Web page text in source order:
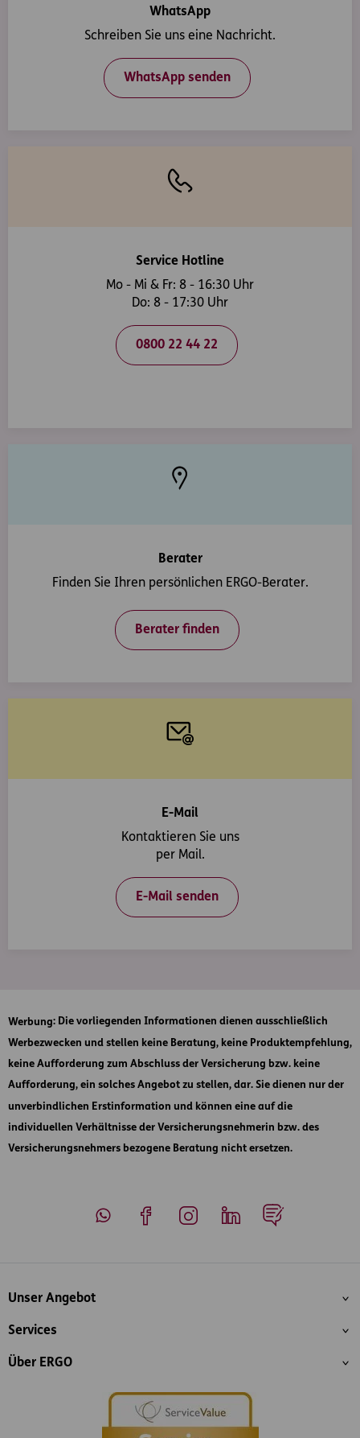
WhatsApp
Schreiben Sie uns eine Nachricht.
WhatsApp senden
Service Hotline
Mo - Mi & Fr: 8 - 16:30 Uhr
Do: 8 - 17:30 Uhr
0800 22 44 22
Berater
Finden Sie Ihren persönlichen ERGO-Berater.
Berater finden
E-Mail
Kontaktieren Sie uns
per Mail.
E-Mail senden
Werbung: Die vorliegenden Informationen dienen ausschließlich
Werbezwecken und stellen keine Beratung, keine Produktempfehlung,
keine Aufforderung zum Abschluss der Versicherung bzw. keine
Aufforderung, ein solches Angebot zu stellen, dar. Sie dienen nur der
unverbindlichen Erstinformation und können eine auf die
individuellen Verhältnisse der Versicherungsnehmerin bzw. des
Versicherungsnehmers bezogene Beratung nicht ersetzen.
Inhaltsübersicht
Unser Angebot
Services
Über ERGO